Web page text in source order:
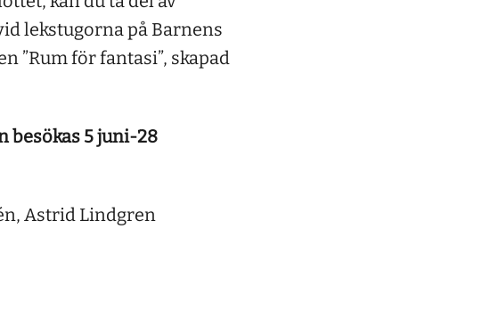
lekstugorna på Barnens
”Rum för fantasi”, skapad
besökas 5 juni-28
Astrid Lindgren